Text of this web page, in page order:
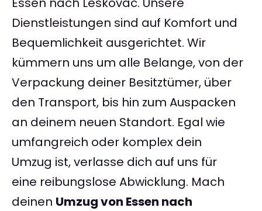
Dienstleistungen sind auf Komfort und
Bequemlichkeit ausgerichtet. Wir
kümmern uns um alle Belange, von der
Verpackung deiner Besitztümer, über
den Transport, bis hin zum Auspacken
an deinem neuen Standort. Egal wie
umfangreich oder komplex dein
Umzug ist, verlasse dich auf uns für
eine reibungslose Abwicklung. Mach
deinen Umzug von Essen nach